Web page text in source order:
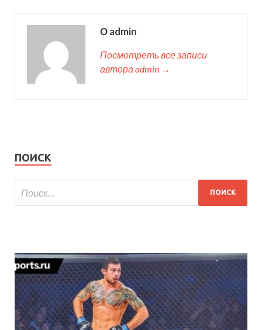
О admin
Посмотреть все записи
автора admin →
ПОИСК